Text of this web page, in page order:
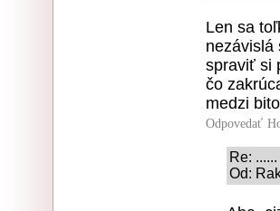
Len sa
nezávislá
spraviť si
čo
medzi
Odpovedať
Re: ......
Od: